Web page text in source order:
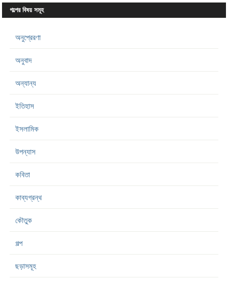
গল্পের বিষয় সমূহ
অনুপ্রেরণা
অনুবাদ
অন্যান্য
ইতিহাস
ইসলামিক
উপন্যাস
কবিতা
কাব্যগ্রন্থ
কৌতুক
গল্প
ছড়াসমূহ